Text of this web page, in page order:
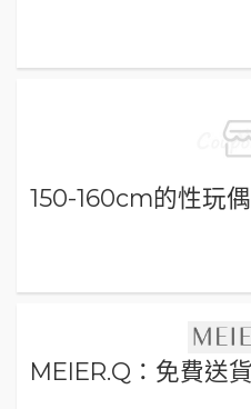
150-160cm的性玩
MEIER.Q：免費送貨